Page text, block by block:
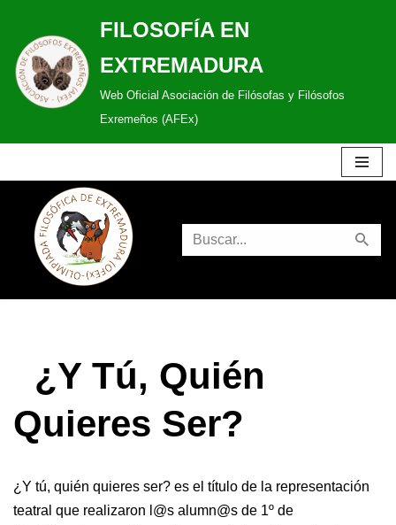
Saltar
al
contenido
FILOSOFÍA EN
EXTREMADURA
Web Oficial Asociación de Filósofas y Filósofos
Exremeños (AFEx)
¿Y Tú, Quién
Quieres Ser?
¿Y tú, quién quieres ser? es el título de la representación
teatral que realizaron l@s alumn@s de 1º de